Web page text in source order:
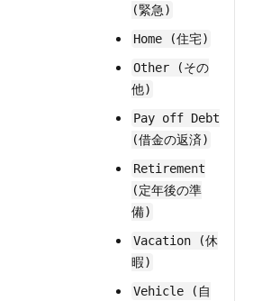
(緊急)
Home (住宅)
Other (その
他)
Pay off Debt
(借金の返済)
Retirement
(定年後の準
備)
Vacation (休
暇)
Vehicle (自